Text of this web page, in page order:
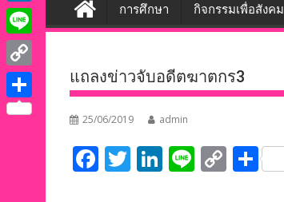
การศึกษา กิจกรรมเพื่อสังคม
แถลงข่าวจับอดีตฆาตกร3
25/06/2019 admin
F
ac
T
w
Li
n
Li
n
C
o
S
h
e
b
o
o
w
i
t
e
L
i
n
k
e
L
i
n
C
o
S